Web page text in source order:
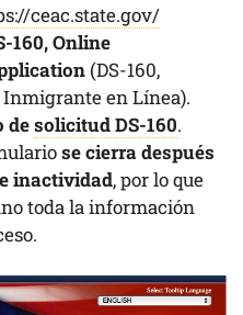
ceac.state.gov/
160, Online
(DS-160,
en Línea).
desolicitud DS-160.
se cierra después
inactividad, por lo que
toda la información